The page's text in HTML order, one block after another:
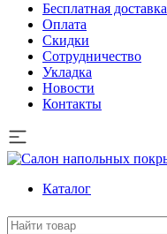
Бесплатная доставка
Оплата
Скидки
Сотрудничество
Укладка
Новости
Контакты
Каталог